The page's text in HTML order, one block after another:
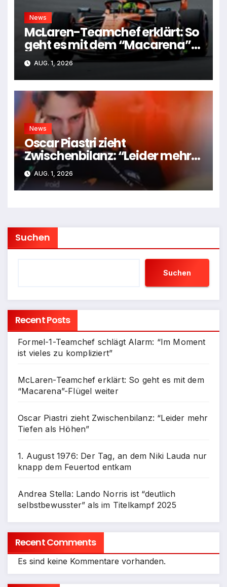
News
McLaren-Teamchef erklärt: So
geht es mit dem “Macarena”-
Flügel weiter
AUG. 1, 2026
News
Oscar Piastri zieht
Zwischenbilanz: “Leider mehr
Tiefen als Höhen”
AUG. 1, 2026
Suchen
Suchen
Recent Posts
Formel-1-Teamchef schlägt Alarm: “Im Moment
ist vieles zu kompliziert”
McLaren-Teamchef erklärt: So geht es mit dem
“Macarena”-Flügel weiter
Oscar Piastri zieht Zwischenbilanz: “Leider mehr
Tiefen als Höhen”
1. August 1976: Der Tag, an dem Niki Lauda nur
knapp dem Feuertod entkam
Andrea Stella: Lando Norris ist “deutlich
selbstbewusster” als im Titelkampf 2025
Recent Comments
Es sind keine Kommentare vorhanden.